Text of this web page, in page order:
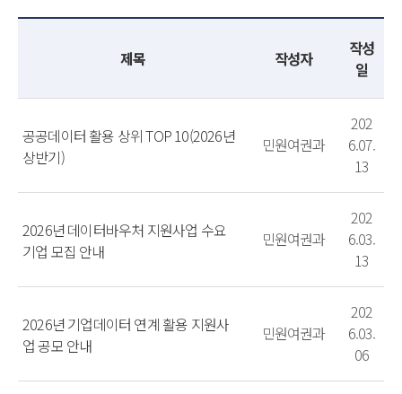
제목 작성자
작성
일
공공데이터 활용 상위 TOP 10(2026년
상반기)
민원여권과
202
6.07.
13
2026년 데이터바우처 지원사업 수요
기업 모집 안내
민원여권과
202
6.03.
13
2026년 기업데이터 연계 활용 지원사
업 공모 안내
민원여권과
202
6.03.
06